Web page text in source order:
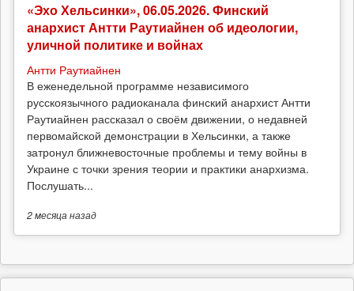
«Эхо Хельсинки», 06.05.2026. Финский
анархист Антти Раутиайнен об идеологии,
уличной политике и войнах
Антти Раутиайнен
В еженедельной программе независимого
русскоязычного радиоканала финский анархист Антти
Раутиайнен рассказал о своём движении, о недавней
первомайской демонстрации в Хельсинки, а также
затронул ближневосточные проблемы и тему войны в
Украине с точки зрения теории и практики анархизма.
Послушать...
2 месяцаназад